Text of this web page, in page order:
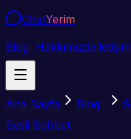
ChatYerim
Blog Hakkımızdaİletişim
Ana Sayfa Blog
Sesli Sohbet